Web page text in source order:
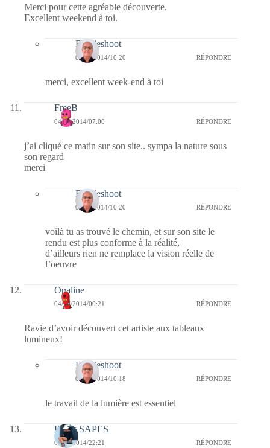
Merci pour cette agréable découverte.
Excellent weekend à toi.
Bernieshoot
04/10/2014/10:20 RÉPONDRE
merci, excellent week-end à toi
FreeB
04/10/2014/07:06 RÉPONDRE
j’ai cliqué ce matin sur son site.. sympa la nature sous
son regard
merci
Bernieshoot
04/10/2014/10:20 RÉPONDRE
voilà tu as trouvé le chemin, et sur son site le
rendu est plus conforme à la réalité,
d’ailleurs rien ne remplace la vision réelle de
l’oeuvre
Opaline
04/10/2014/00:21 RÉPONDRE
Ravie d’avoir découvert cet artiste aux tableaux
lumineux!
Bernieshoot
04/10/2014/10:18 RÉPONDRE
le travail de la lumière est essentiel
Black SAPES
03/10/2014/22:21 RÉPONDRE